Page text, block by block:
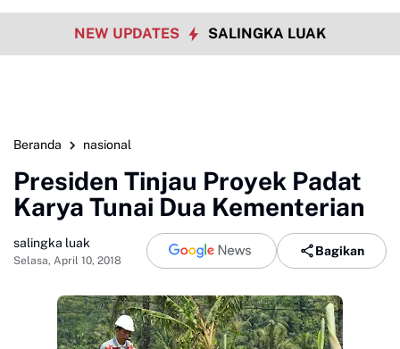
NEW UPDATES SALINGKA LUAK
Beranda nasional
Presiden Tinjau Proyek Padat
Karya Tunai Dua Kementerian
salingka luak
Selasa, April 10, 2018
Bagikan